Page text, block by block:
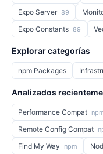
Expo Server 89
Expo Constants 89
Explorar categorías
npm Packages
Analizados
Performance Compat
Remote Config Compat
Find My Way npm